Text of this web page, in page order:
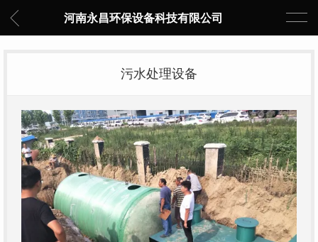
河南永昌环保设备科技有限公司
污水处理设备